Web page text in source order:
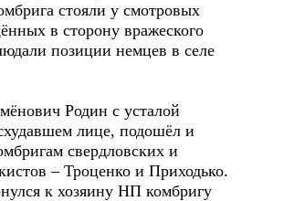
стояли у смотровых
в сторону вражеского
позиции немцев в селе
Родин с усталой
лице, подошёл и
свердловских и
– Троценко и Приходько.
к хозяину НП комбригу